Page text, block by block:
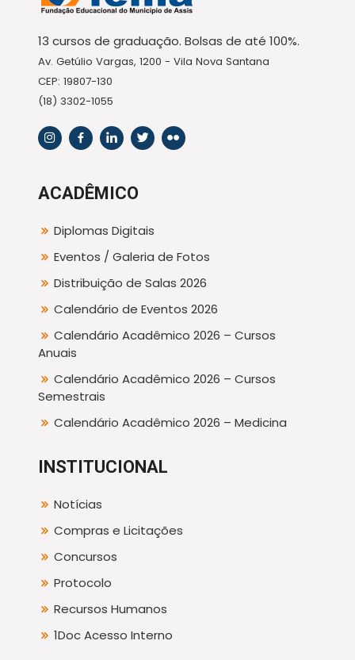
13 cursos de graduação. Bolsas de até 100%.
Av. Getúlio Vargas, 1200 - Vila Nova Santana
CEP: 19807-130
(18) 3302-1055
ACADÊMICO
Diplomas Digitais
Eventos / Galeria de Fotos
Distribuição de Salas 2026
Calendário de Eventos 2026
Calendário Acadêmico 2026 – Cursos
Anuais
Calendário Acadêmico 2026 – Cursos
Semestrais
Calendário Acadêmico 2026 – Medicina
INSTITUCIONAL
Notícias
Compras e Licitações
Concursos
Protocolo
Recursos Humanos
1Doc Acesso Interno